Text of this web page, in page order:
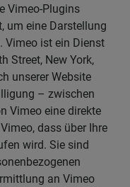
Vimeo-Plugins
um eine Darstellung
Vimeo ist ein Dienst
Street, New York,
unserer Website
– zwischen
Vimeo eine direkte
dass über Ihre
wird. Sie sind
an Vimeo